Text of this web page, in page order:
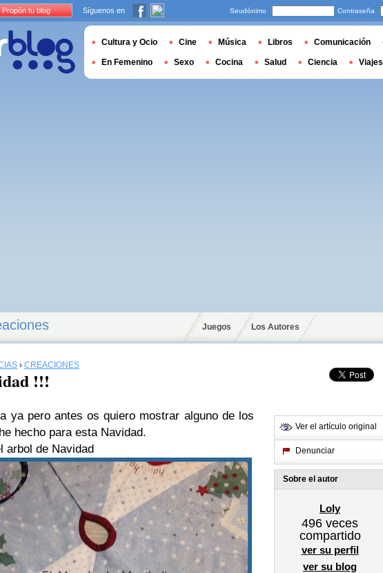
Juegos Los Autores
› CREACIONES
!!!
ya pero antes os quiero mostrar alguno de los
hecho para esta Navidad.
arbol de Navidad
Ver el artículo original
Denunciar
Sobre el autor
Loly
496 veces
compartido
ver su perfil
ver su blog
Propón tu blog Síguenos en Seudónimo Contraseña
Cultura y Ocio Cine Música Libros Comunicación
En Femenino Sexo Cocina Salud Ciencia Viajes